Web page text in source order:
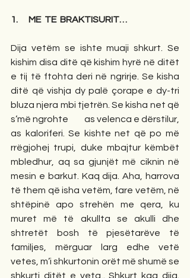
1.      ME  TE  BRAKTISURIT…
Dija vetëm se ishte muaji shkurt. Se
kishim disa ditë që kishim hyrë në ditët
e tij të ftohta deri në ngrirje. Se kisha
ditë që vishja dy palë çorape e dy-tri
bluza njera mbi tjetrën. Se kisha net që
s’më ngrohte         as velenca e dërstilur,
as kaloriferi. Se kishte net që po më
rrëgjohej trupi, duke mbajtur këmbët
mbledhur, aq sa gjunjët më ciknin në
mesin e barkut. Kaq dija. Aha, harrova
të them që isha vetëm, fare vetëm, në
shtëpinë apo strehën me qera, ku
muret më të akullta se akulli dhe
shtretët bosh të pjesëtarëve të
familjes, mërguar larg edhe vetë
vetes, m’i shkurtonin orët më shumë se
shkurti ditët e veta,. Shkurt kaq dija.